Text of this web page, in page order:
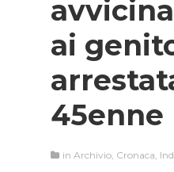
ai
45enne
in Archivio Cronaca